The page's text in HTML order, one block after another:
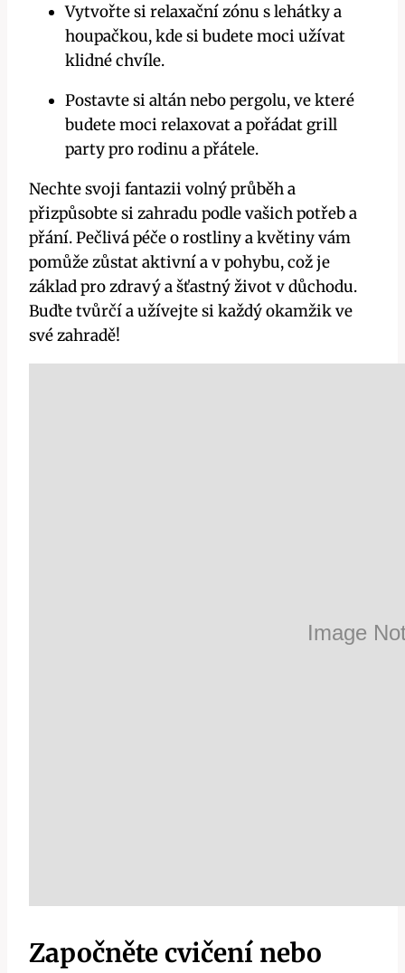
Vytvořte si relaxační zónu s lehátky a
houpačkou, kde si budete moci užívat
klidné chvíle.
Postavte si altán nebo pergolu, ve které
budete moci relaxovat a pořádat grill
party pro rodinu a přátele.
Nechte svoji fantazii volný průběh a
přizpůsobte si zahradu podle vašich potřeb a
přání. Pečlivá péče o rostliny a květiny vám
pomůže zůstat aktivní a v pohybu, což je
základ pro zdravý a šťastný život v důchodu.
Buďte tvůrčí a užívejte si každý okamžik ve
své zahradě!
Započněte cvičení nebo